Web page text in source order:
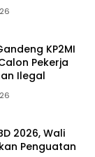
KP2MI
Pekerja
Ilegal
2026, Wali
Penguatan